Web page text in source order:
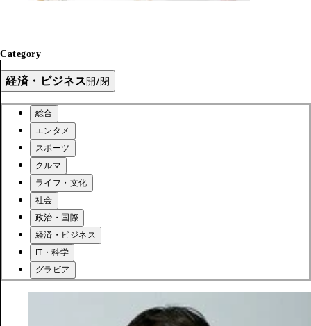
Category
経済・ビジネス開/閉
総合
エンタメ
スポーツ
クルマ
ライフ・文化
社会
政治・国際
経済・ビジネス
IT・科学
グラビア